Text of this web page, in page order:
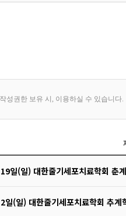
일(일) 대한줄기세포치료학회 춘
일(일) 대한줄기세포치료학회 추계